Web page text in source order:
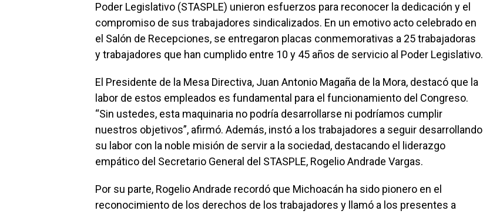
Poder Legislativo (STASPLE) unieron esfuerzos para reconocer la dedicación y el
compromiso de sus trabajadores sindicalizados. En un emotivo acto celebrado en
el Salón de Recepciones, se entregaron placas conmemorativas a 25 trabajadoras
y trabajadores que han cumplido entre 10 y 45 años de servicio al Poder Legislativo.
El Presidente de la Mesa Directiva, Juan Antonio Magaña de la Mora, destacó que la
labor de estos empleados es fundamental para el funcionamiento del Congreso.
“Sin ustedes, esta maquinaria no podría desarrollarse ni podríamos cumplir
nuestros objetivos”, afirmó. Además, instó a los trabajadores a seguir desarrollando
su labor con la noble misión de servir a la sociedad, destacando el liderazgo
empático del Secretario General del STASPLE, Rogelio Andrade Vargas.
Por su parte, Rogelio Andrade recordó que Michoacán ha sido pionero en el
reconocimiento de los derechos de los trabajadores y llamó a los presentes a